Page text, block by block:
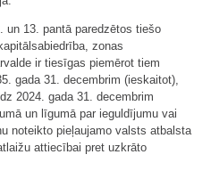
13. pantā paredzētos tiešo
zonas
ir tiesīgas piemērot tiem
gada 31. decembrim (ieskaitot),
2024. gada 31. decembrim
un līgumā par ieguldījumu vai
noteikto pieļaujamo valsts atbalsta
attiecībai pret uzkrāto